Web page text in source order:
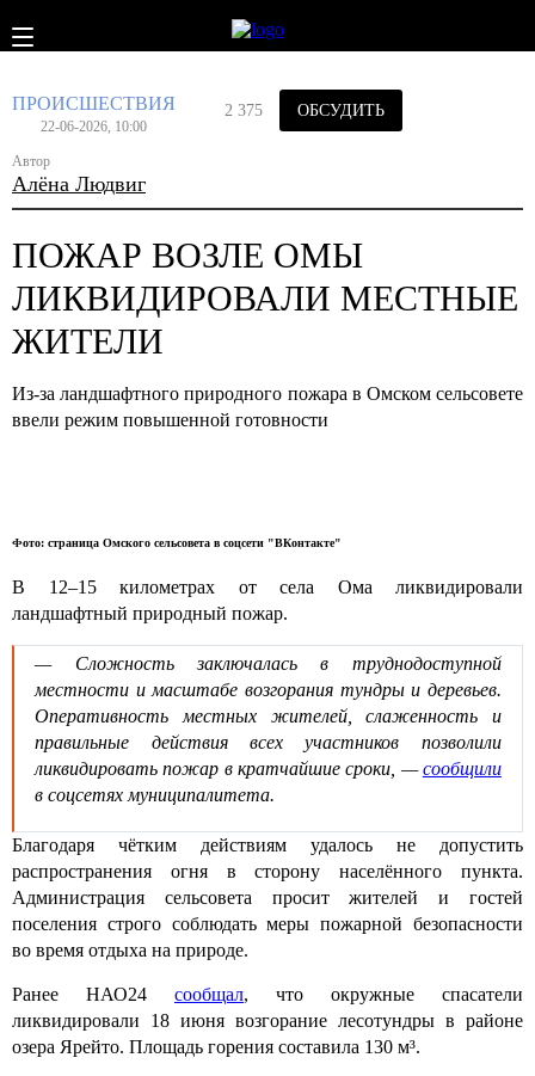
ПРОИСШЕСТВИЯ
22-06-2026, 10:00
Автор
Алёна Людвиг
2 375 ОБСУДИТЬ
ПОЖАР ВОЗЛЕ ОМЫ
ЛИКВИДИРОВАЛИ МЕСТНЫЕ
ЖИТЕЛИ
Из-за ландшафтного природного пожара в Омском сельсовете
ввели режим повышенной готовности
Фото: страница Омского сельсовета в соцсети "ВКонтакте"
В 12–15 километрах от села Ома ликвидировали
ландшафтный природный пожар.
— Сложность заключалась в труднодоступной
местности и масштабе возгорания тундры и деревьев.
Оперативность местных жителей, слаженность и
правильные действия всех участников позволили
ликвидировать пожар в кратчайшие сроки, —сообщили
в соцсетях муниципалитета.
Благодаря чётким действиям удалось не допустить
распространения огня в сторону населённого пункта.
Администрация сельсовета просит жителей и гостей
поселения строго соблюдать меры пожарной безопасности
во время отдыха на природе.
Ранее НАО24 сообщал, что окружные спасатели
ликвидировали 18 июня возгорание лесотундры в районе
озера Ярейто. Площадь горения составила 130 м³.